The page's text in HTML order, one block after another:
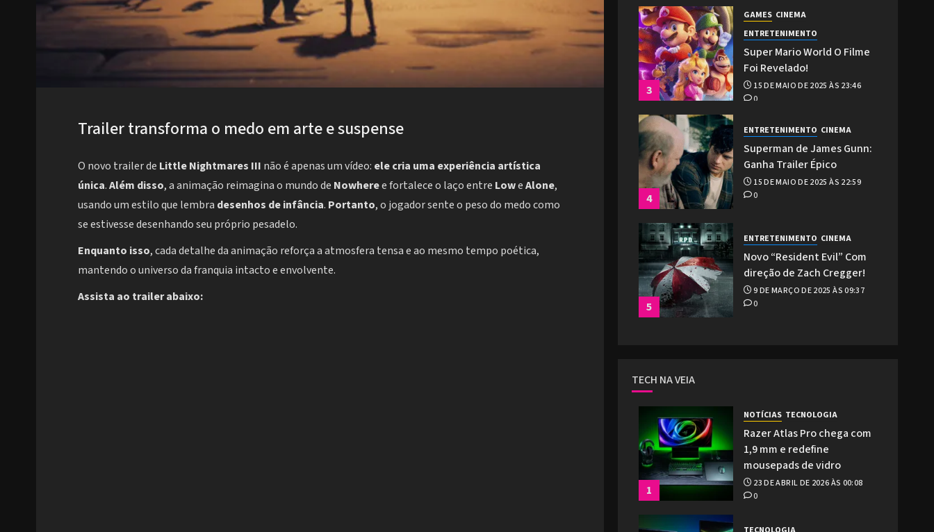
Trailer transforma o medo em arte e suspense
O novo trailer de Little Nightmares III não é apenas um vídeo: ele cria uma experiência artística
única.Além disso, a animação reimagina o mundo de Nowheree fortalece o laço entre LoweAlone,
usando um estilo que lembra desenhos de infância. Portanto, o jogador sente o peso do medo como
se estivesse desenhando seu próprio pesadelo.
Enquanto isso, cada detalhe da animação reforça a atmosfera tensa e ao mesmo tempo poética,
mantendo o universo da franquia intacto e envolvente.
Assista ao trailer abaixo:
3
GAMES CINEMA
ENTRETENIMENTO
Super Mario World O Filme
Foi Revelado!
15 DE MAIO DE 2025 ÀS 23:46
0
4
ENTRETENIMENTO CINEMA
Superman de James Gunn:
Ganha Trailer Épico
15 DE MAIO DE 2025 ÀS 22:59
0
5
ENTRETENIMENTO CINEMA
Novo “Resident Evil” Com
direção de Zach Cregger!
9 DE MARÇO DE 2025 ÀS 09:37
0
TECH NA VEIA
1
NOTÍCIAS TECNOLOGIA
Razer Atlas Pro chega com
1,9 mm e redefine
mousepads de vidro
23 DE ABRIL DE 2026 ÀS 00:08
0